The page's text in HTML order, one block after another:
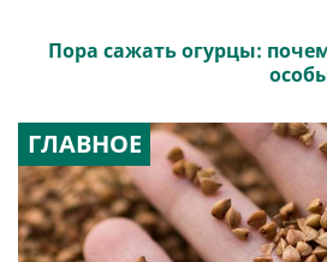
Пора сажать огурцы:
ГЛАВНОЕ